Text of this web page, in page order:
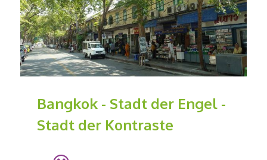
Bangkok - Stadt der Engel -
Stadt der Kontraste